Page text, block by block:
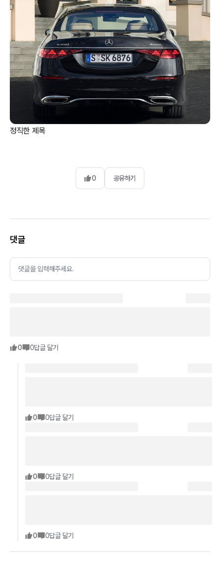
정직한 제목
0 공유하기
댓글
댓글을 입력해주세요.
0 0답글 달기
0 0답글 달기
0 0답글 달기
0 0답글 달기